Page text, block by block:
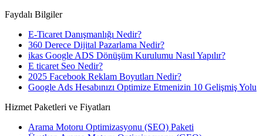
Faydalı Bilgiler
E-Ticaret Danışmanlığı Nedir?
360 Derece Dijital Pazarlama Nedir?
ikas Google ADS Dönüşüm Kurulumu Nasıl Yapılır?
E ticaret Seo Nedir?
2025 Facebook Reklam Boyutları Nedir?
Google Ads Hesabınızı Optimize Etmenizin 10 Gelişmiş Yolu
Hizmet Paketleri ve Fiyatları
Arama Motoru Optimizasyonu (SEO) Paketi